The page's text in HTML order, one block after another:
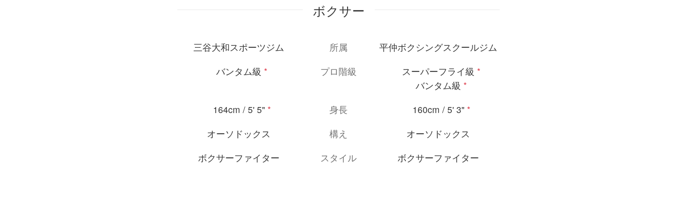
ボクサー
三谷大和スポーツジム 所属
平仲ボクシングスクールジム
バンタム級 * プロ階級 スーパーフライ級 *
バンタム級 *
164cm / 5' 5" * 身長 160cm / 5' 3" *
オーソドックス
構え
オーソドックス
ボクサーファイター
スタイル ボクサーファイター